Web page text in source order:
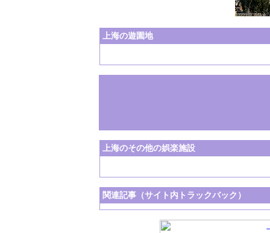
上海の遊園地
上海のその他の娯楽施設
関連記事（サイト内トラックバック）